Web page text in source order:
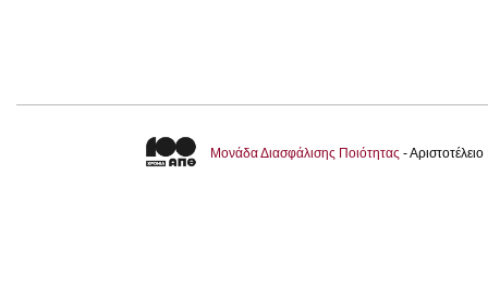
Μονάδα Διασφάλισης Ποιότητας -